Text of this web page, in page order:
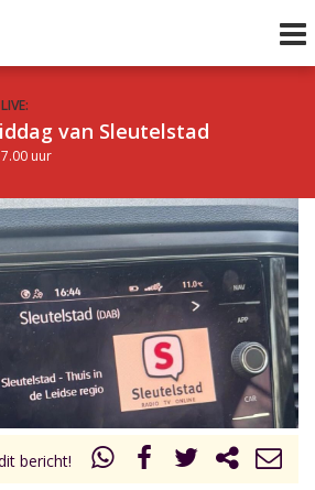
van Sleutelstad
uur
uur 1 van 0 Volgend uur
bericht!